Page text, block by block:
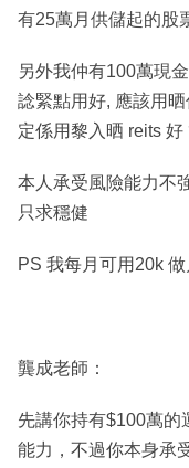
有25萬月供儲起的股
另外我仲有100萬現金
諗緊點用好, 應該用
定係用黎入晒 reits 好
本人承受風險能力不
只求穩健
PS 我每月可用20k
龔成老師：
先講你持有$100萬的
能力，不過你本身承